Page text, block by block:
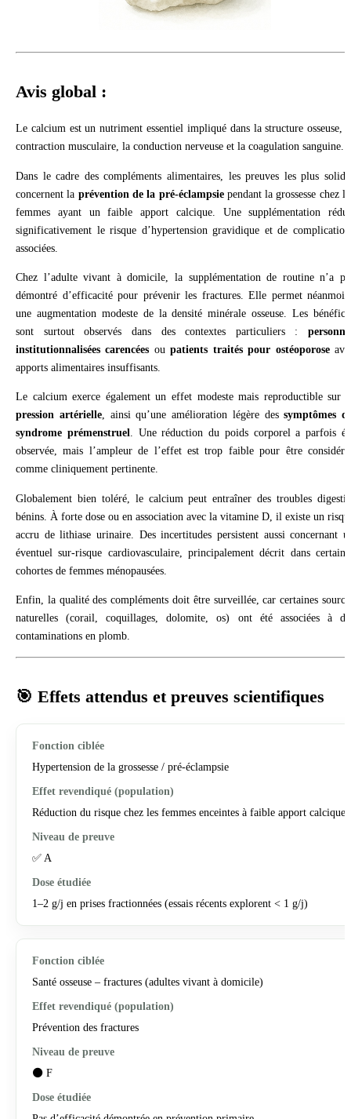
Avis global :
Le calcium est un nutriment essentiel impliqué dans la structure osseuse,
contraction musculaire, la conduction nerveuse et la coagulation sanguine.
Dans le cadre des compléments alimentaires, les preuves les plus
concernent la prévention de la pré-éclampsiependant la grossesse chez
femmes ayant un faible apport calcique. Une supplémentation
significativement le risque d’hypertension gravidique et de
associées.
Chez l’adulte vivant à domicile, la supplémentation de routine n’a
démontré d’efficacité pour prévenir les fractures. Elle permet
une augmentation modeste de la densité minérale osseuse. Les
sont surtout observés dans des contextes particuliers :
institutionnalisées carencées oupatients traités pour ostéoporose
apports alimentaires insuffisants.
Le calcium exerce également un effet modeste mais reproductible sur
pression artérielle, ainsi qu’une amélioration légère dessymptômes
syndrome prémenstruel. Une réduction du poids corporel a parfois
observée, mais l’ampleur de l’effet est trop faible pour être
comme cliniquement pertinente.
Globalement bien toléré, le calcium peut entraîner des troubles
bénins. À forte dose ou en association avec la vitamine D, il existe un
accru de lithiase urinaire. Des incertitudes persistent aussi concernant
éventuel sur-risque cardiovasculaire, principalement décrit dans
cohortes de femmes ménopausées.
Enfin, la qualité des compléments doit être surveillée, car certaines
naturelles (corail, coquillages, dolomite, os) ont été associées à
contaminations en plomb.
🎯 Effets attendus et preuves scientifiques
Hypertension de la grossesse / pré-éclampsie
Réduction du risque chez les femmes enceintes à faible apport calcique
✅ A
1–2 g/j en prises fractionnées (essais récents explorent < 1 g/j)
Santé osseuse – fractures (adultes vivant à domicile)
Prévention des fractures
⚫ F